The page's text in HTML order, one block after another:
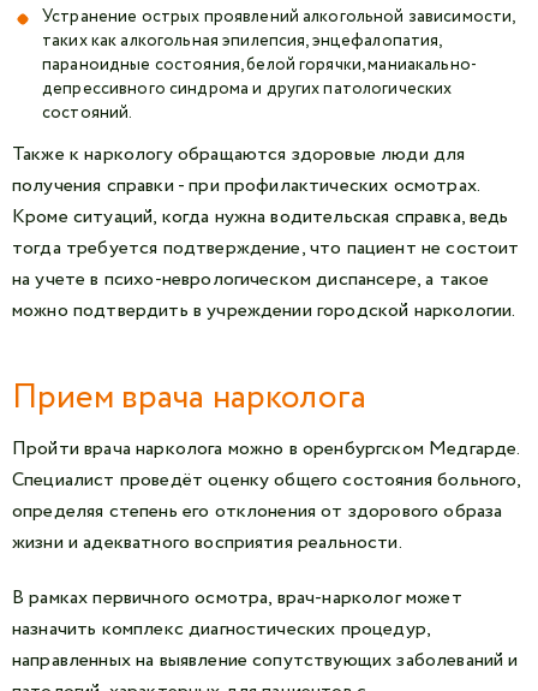
Устранение острых проявлений алкогольной зависимости,
таких как алкогольная эпилепсия, энцефалопатия,
параноидные состояния, белой горячки, маниакально-
депрессивного синдрома и других патологических
состояний.
Также к наркологу обращаются здоровые люди для
получения справки - при профилактических осмотрах.
Кроме ситуаций, когда нужна водительская справка, ведь
тогда требуется подтверждение, что пациент не состоит
на учете в психо-неврологическом диспансере, а такое
можно подтвердить в учреждении городской наркологии.
Прием врача нарколога
Пройти врача нарколога можно в оренбургском Медгарде.
Специалист проведёт оценку общего состояния больного,
определяя степень его отклонения от здорового образа
жизни и адекватного восприятия реальности.
В рамках первичного осмотра, врач-нарколог может
назначить комплекс диагностических процедур,
направленных на выявление сопутствующих заболеваний и